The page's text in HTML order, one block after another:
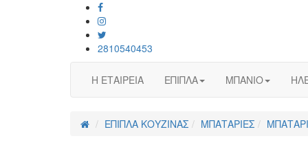
2810540453
Η ΕΤΑΙΡΕΙΑ ΕΠΙΠΛΑ ΜΠΑΝΙΟ
ΕΠΙΠΛΑ ΚΟΥΖΙΝΑΣ ΜΠΑΤΑΡΙΕΣ